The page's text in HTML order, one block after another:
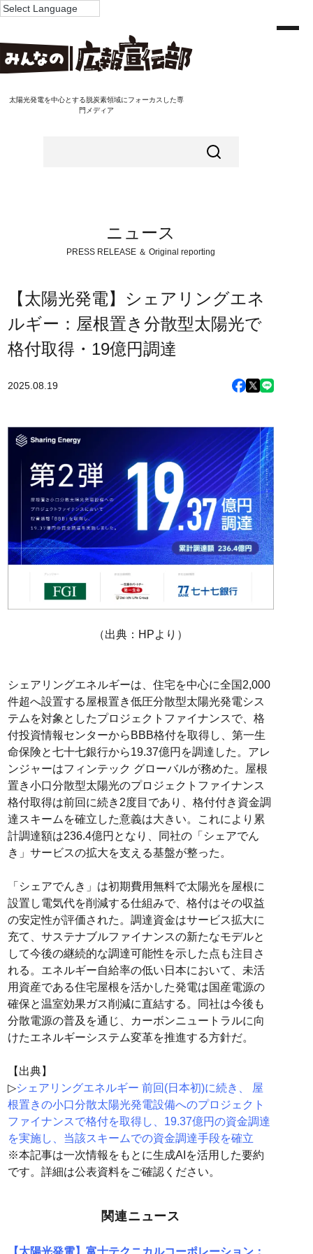
太陽光発電を中心とする脱炭素領域にフォーカスした専
門メディア
ニュース
PRESS RELEASE ＆ Original reporting
【太陽光発電】シェアリングエネ
ルギー：屋根置き分散型太陽光で
格付取得・19億円調達
2025.08.19
（出典：HPより）
シェアリングエネルギーは、住宅を中心に全国2,000
件超へ設置する屋根置き低圧分散型太陽光発電シス
テムを対象としたプロジェクトファイナンスで、格
付投資情報センターからBBB格付を取得し、第一生
命保険と七十七銀行から19.37億円を調達した。アレ
ンジャーはフィンテック グローバルが務めた。屋根
置き小口分散型太陽光のプロジェクトファイナンス
格付取得は前回に続き2度目であり、格付付き資金調
達スキームを確立した意義は大きい。これにより累
計調達額は236.4億円となり、同社の「シェアでん
き」サービスの拡大を支える基盤が整った。
「シェアでんき」は初期費用無料で太陽光を屋根に
設置し電気代を削減する仕組みで、格付はその収益
の安定性が評価された。調達資金はサービス拡大に
充て、サステナブルファイナンスの新たなモデルと
して今後の継続的な調達可能性を示した点も注目さ
れる。エネルギー自給率の低い日本において、未活
用資産である住宅屋根を活かした発電は国産電源の
確保と温室効果ガス削減に直結する。同社は今後も
分散電源の普及を通じ、カーボンニュートラルに向
けたエネルギーシステム変革を推進する方針だ。
【出典】
▷シェアリングエネルギー 前回(日本初)に続き、 屋
根置きの小口分散太陽光発電設備へのプロジェクト
ファイナンスで格付を取得し、19.37億円の資金調達
を実施し、当該スキームでの資金調達手段を確立
※本記事は一次情報をもとに生成AIを活用した要約
です。詳細は公表資料をご確認ください。
関連ニュース
【太陽光発電】富士テクニカルコーポレーション：